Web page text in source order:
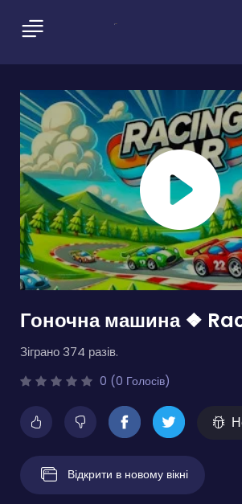
Гоночна машина ❖
Зіграно 374 разів.
0 (0 Голосів)
Відкрити в новому вікні